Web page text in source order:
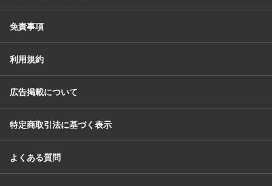
免責事項
利用規約
広告掲載について
特定商取引法に基づく表示
よくある質問